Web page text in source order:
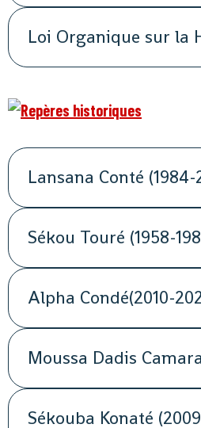
Loi Organique sur la
Lansana Conté (1984-
Sékou Touré (1958-
Alpha Condé(2010-
Moussa Dadis
Sékouba Konaté